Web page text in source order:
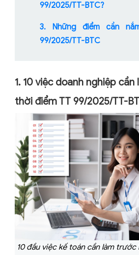
99/2025/TT-BTC?
3. Những điểm cần
99/2025/TT-BTC
1. 10 việc doanh nghiệp
thời điểm TT 99/2025/TT-
10 đầu việc kế toán cần làm trước